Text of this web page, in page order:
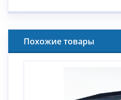
Похожие товары